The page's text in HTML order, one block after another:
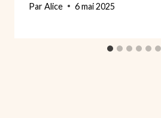
ParAlice 6 mai 2025